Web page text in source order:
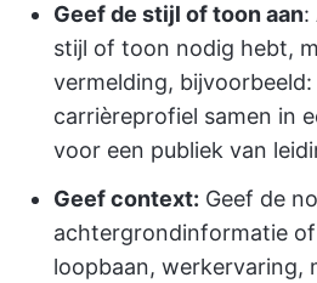
Geef de stijl of toon aan:
stijl of toon nodig hebt,
vermelding, bijvoorbeeld:
carrièreprofiel samen in
voor een publiek van
Geef context: Geef de
achtergrondinformatie
loopbaan, werkervaring,